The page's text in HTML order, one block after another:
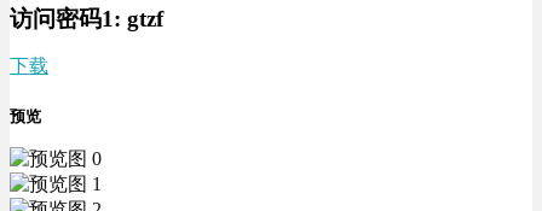
访问密码1: gtzf
下载
预览